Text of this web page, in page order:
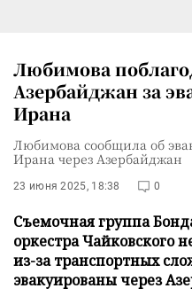
Любимова
Азербайджан за
Ирана
Любимова сообщила об
Ирана через Азербайджан
23 июня 2025, 18:38 0
Съемочная группа
оркестра Чайковского
из-за транспортных
эвакуированы через